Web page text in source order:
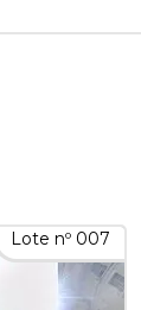
Lote nº 007